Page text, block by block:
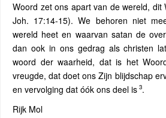
Woord zet ons apart van de wereld, dit
Joh. 17:14-15). We behoren niet
wereld heet en waarvan satan de
dan ook in ons gedrag als christen
woord der waarheid, dat is het
vreugde, dat doet ons Zijn blijdschap
en vervolging dat óók ons deel is 3.
Rijk Mol